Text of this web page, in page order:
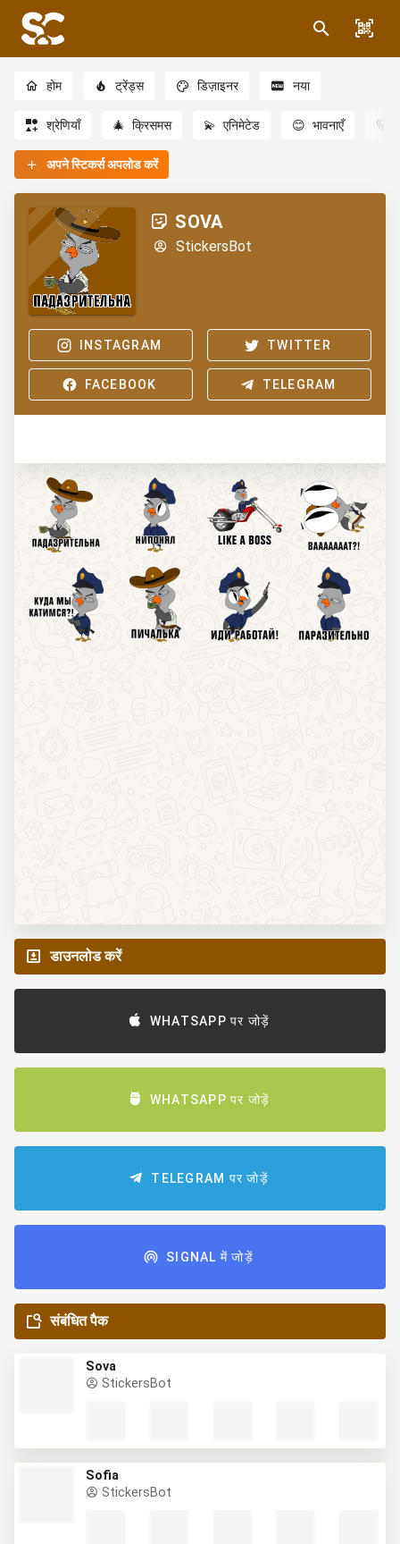
होम ट्रेंड्स डिज़ाइनर नया
श्रेणियाँ 🎄 क्रिसमस 💫 एनिमेटेड 😊 भावनाएँ 🐻
अपने स्टिकर्स अपलोड करें
SOVA
StickersBot
INSTAGRAM TWITTER
FACEBOOK TELEGRAM
डाउनलोड करें
WHATSAPP पर जोड़ें
WHATSAPP पर जोड़ें
TELEGRAM पर जोड़ें
SIGNAL में जोड़ें
संबंधित पैक
Sova
StickersBot
Sofia
StickersBot